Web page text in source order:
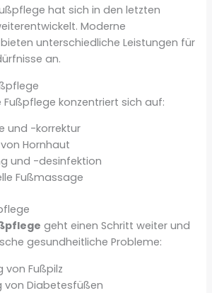
hat sich in den letzten
Moderne
unterschiedliche Leistungen für
an.
Fußpflege konzentriert sich auf:
und -korrektur
Hornhaut
und -desinfektion
Fußmassage
geht einen Schritt weiter und
gesundheitliche Probleme:
von Fußpilz
von Diabetesfüßen